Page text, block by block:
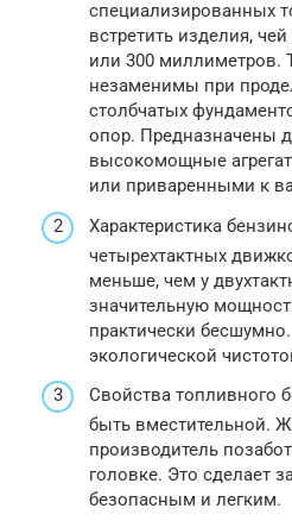
специализированных
встретить изделия,
или 300 миллиметров.
незаменимы при
столбчатых
опор. Предназначены
высокомощные
или приваренными к
Характеристика
четырехтактных
меньше, чем у
значительную
практически
экологической
Свойства топливного
быть вместительной.
производитель
головке. Это сделает
безопасным и легким.